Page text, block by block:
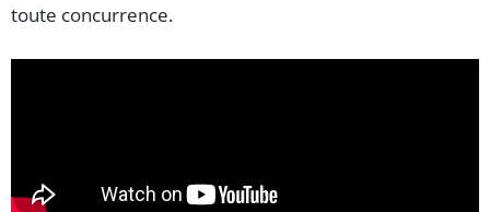
toute concurrence.